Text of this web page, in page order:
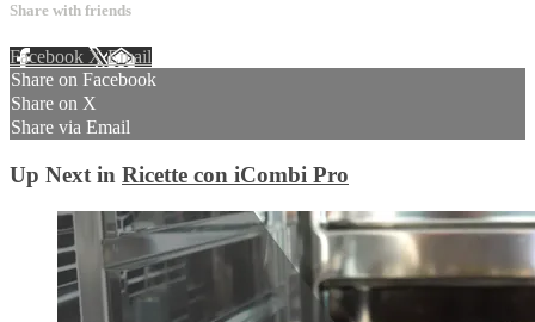
Share with friends
Facebook XEmail
Share on Facebook
Share on X
Share via Email
Up Next in Ricette con iCombi Pro